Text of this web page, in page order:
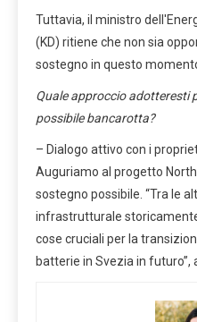
Tuttavia, il ministro
(KD) ritiene che non sia
sostegno in questo
Quale approccio adotteresti
possibile bancarotta?
– Dialogo attivo con i
Auguriamo al progetto
sostegno possibile. “Tra le
infrastrutturale
cose cruciali per la
batterie in Svezia in futuro”,